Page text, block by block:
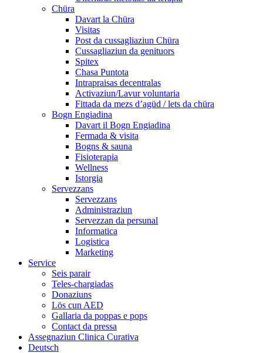
Chüra
Davart la Chüra
Visitas
Post da cussagliaziun Chüra
Cussagliaziun da genituors
Spitex
Chasa Puntota
Intrapraisas decentralas
Activaziun/Lavur voluntaria
Fittada da mezs d’agüd / lets da chüra
Bogn Engiadina
Davart il Bogn Engiadina
Fermada & visita
Bogns & sauna
Fisioterapia
Wellness
Istorgia
Servezzans
Servezzans
Administraziun
Servezzan da persunal
Informatica
Logistica
Marketing
Service
Seis parair
Teles-chargiadas
Donaziuns
Lös cun AED
Gallaria da poppas e pops
Contact da pressa
Assegnaziun Clinica Curativa
Deutsch